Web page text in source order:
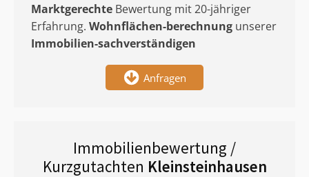
Marktgerechte Bewertung mit 20-jähriger
Erfahrung. Wohnflächen-berechnung unserer
Immobilien-sachverständigen
Anfragen
Immobilienbewertung /
Kurzgutachten Kleinsteinhausen